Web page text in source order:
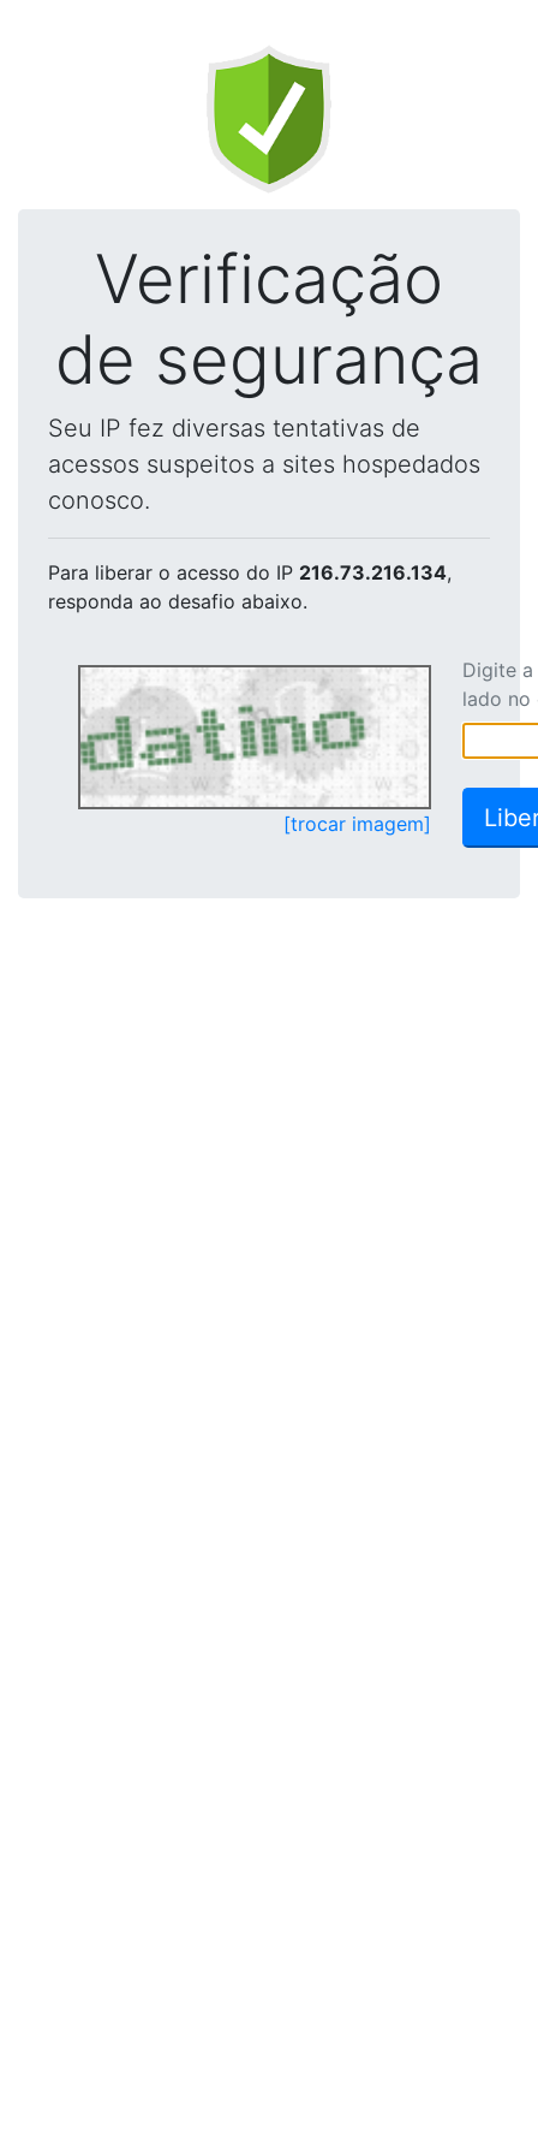
Verificação
de segurança
Seu IP fez diversas tentativas de
acessos suspeitos a sites hospedados
conosco.
Para liberar o acesso do IP 216.73.216.134,
responda ao desafio abaixo.
[trocar imagem]
Digite
lado no